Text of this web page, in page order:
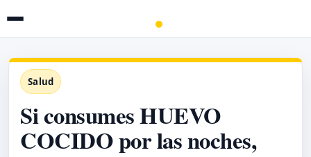
Salud
Si consumes HUEVO
COCIDO por las noches,